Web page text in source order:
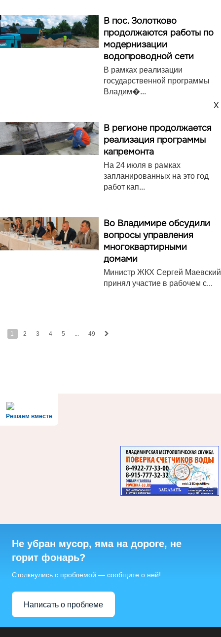
X
В пос. Золотково
продолжаются работы по
модернизации
водопроводной сети
В рамках реализации
государственной программы
Владим�...
В регионе продолжается
реализация программы
капремонта
На 24 июля в рамках
запланированных на это год
работ кап...
Во Владимире обсудили
вопросы управления
многоквартирными
домами
Министр ЖКХ Сергей Маевский
принял участие в рабочем с...
1 2 3 4 5 49
Решаем вместе
Не убран мусор, яма на дороге, не
горит фонарь?
Столкнулись с проблемой — сообщите о ней!
Написать о проблеме